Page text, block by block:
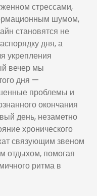
стрессами,
шумом,
становятся не
дня, а
укрепления
вечер мы
дня —
проблемы и
окончания
день, незаметно
хронического
связующим звеном
отдыхом, помогая
ритма в